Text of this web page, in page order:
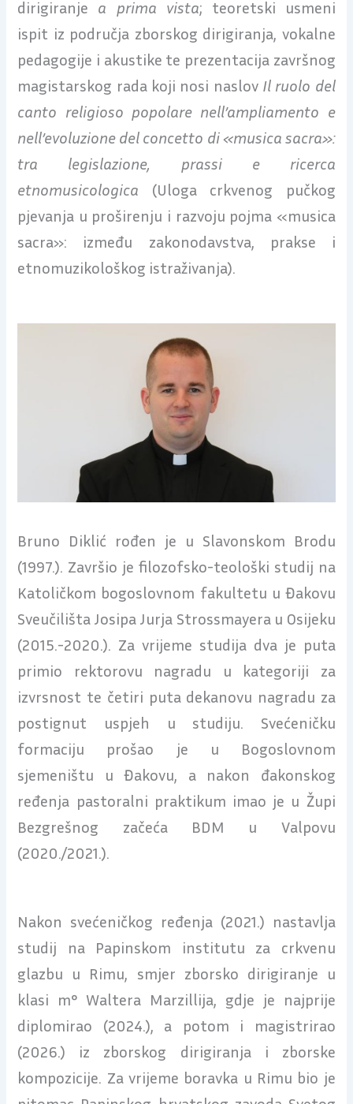
dirigiranje a prima vista; teoretski usmeni
ispit iz područja zborskog dirigiranja, vokalne
pedagogije i akustike te prezentacija završnog
magistarskog rada koji nosi naslov Il ruolo del
canto religioso popolare nell’ampliamento e
nell’evoluzione del concetto di «musica sacra»:
tra legislazione, prassi e ricerca
etnomusicologica (Uloga crkvenog pučkog
pjevanja u proširenju i razvoju pojma «musica
sacra»: između zakonodavstva, prakse i
etnomuzikološkog istraživanja).
Bruno Diklić rođen je u Slavonskom Brodu
(1997.). Završio je filozofsko-teološki studij na
Katoličkom bogoslovnom fakultetu u Đakovu
Sveučilišta Josipa Jurja Strossmayera u Osijeku
(2015.-2020.). Za vrijeme studija dva je puta
primio rektorovu nagradu u kategoriji za
izvrsnost te četiri puta dekanovu nagradu za
postignut uspjeh u studiju. Svećeničku
formaciju prošao je u Bogoslovnom
sjemeništu u Đakovu, a nakon đakonskog
ređenja pastoralni praktikum imao je u Župi
Bezgrešnog začeća BDM u Valpovu
(2020./2021.).
Nakon svećeničkog ređenja (2021.) nastavlja
studij na Papinskom institutu za crkvenu
glazbu u Rimu, smjer zborsko dirigiranje u
klasi m° Waltera Marzillija, gdje je najprije
diplomirao (2024.), a potom i magistrirao
(2026.) iz zborskog dirigiranja i zborske
kompozicije. Za vrijeme boravka u Rimu bio je